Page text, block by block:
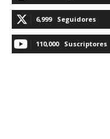
6,999 Seguidores
110,000 Suscriptores